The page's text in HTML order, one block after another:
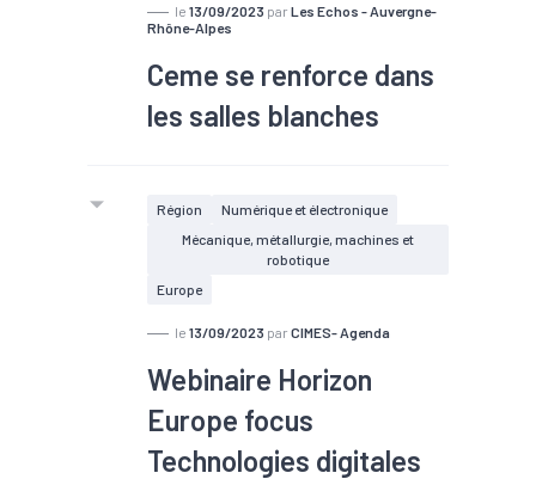
le 13/09/2023 par Les Echos - Auvergne-
Rhône-Alpes
Ceme se renforce dans
les salles blanches
Région
Numérique et électronique
Mécanique, métallurgie, machines et
robotique
Europe
le 13/09/2023 par CIMES- Agenda
Webinaire Horizon
Europe focus
Technologies digitales